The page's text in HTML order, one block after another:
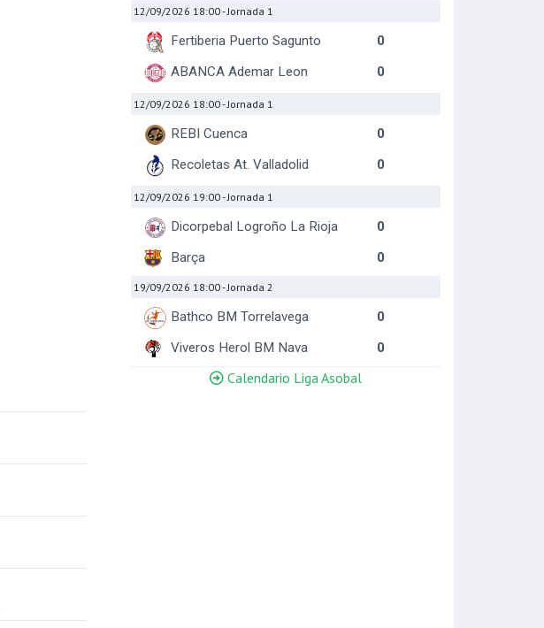
12/09/2026 18:00- Jornada 1
Fertiberia Puerto Sagunto
0
ABANCA Ademar Leon
0
12/09/2026 18:00- Jornada 1
REBI Cuenca
0
Recoletas At. Valladolid
0
12/09/2026 19:00- Jornada 1
Dicorpebal Logroño La Rioja
0
Barça
0
19/09/2026 18:00- Jornada 2
Bathco BM Torrelavega
0
Viveros Herol BM Nava
0
Calendario Liga Asobal